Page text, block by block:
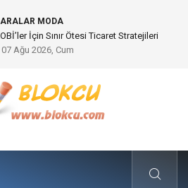
MODA
Modifikasyonunda Yüksek Performans
07 Ağu 2026, Cum